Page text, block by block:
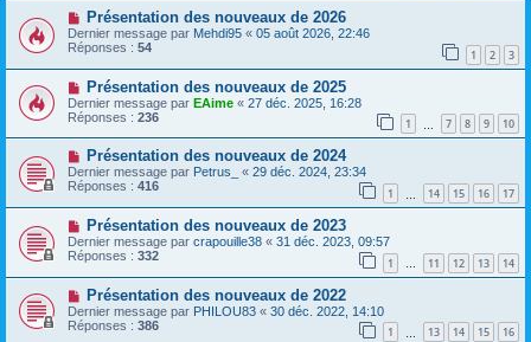
Présentation des nouveaux de 2026
Dernier message par Mehdi95 « 05 août 2026, 22:46
Réponses : 54 1 2 3
Présentation des nouveaux de 2025
Dernier message par EAime « 27 déc. 2025, 16:28
Réponses : 236 1 7 8 9 10
Présentation des nouveaux de 2024
Dernier message par Petrus_ « 29 déc. 2024, 23:34
Réponses : 416 1 14 15 16 17
Présentation des nouveaux de 2023
Dernier message par crapouille38 « 31 déc. 2023, 09:57
Réponses : 332 1 … 11 12 13 14
Présentation des nouveaux de 2022
Dernier message par PHILOU83 « 30 déc. 2022, 14:10
Réponses : 386 1 13 14 15 16